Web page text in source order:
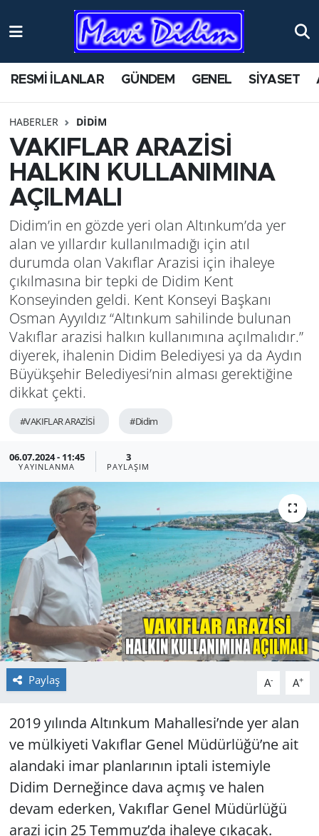
RESMİ İLANLAR GÜNDEM GENEL SİYASET
HABERLER DİDİM
VAKIFLAR ARAZİSİ
HALKIN KULLANIMINA
AÇILMALI
Didim’in en gözde yeri olan Altınkum’da yer
alan ve yıllardır kullanılmadığı için atıl
durumda olan Vakıflar Arazisi için ihaleye
çıkılmasına bir tepki de Didim Kent
Konseyinden geldi. Kent Konseyi Başkanı
Osman Ayyıldız “Altınkum sahilinde bulunan
Vakıflar arazisi halkın kullanımına açılmalıdır.”
diyerek, ihalenin Didim Belediyesi ya da Aydın
Büyükşehir Belediyesi’nin alması gerektiğine
dikkat çekti.
#VAKIFLAR ARAZİSİ #Didim
06.07.2024 - 11:45
YAYINLANMA
3
PAYLAŞIM
Paylaş A- A+
2019 yılında Altınkum Mahallesi’nde yer alan
ve mülkiyeti Vakıflar Genel Müdürlüğü’ne ait
alandaki imar planlarının iptali istemiyle
Didim Derneğince dava açmış ve halen
devam ederken, Vakıflar Genel Müdürlüğü
arazi için 25 Temmuz’da ihaleye çıkacak.
ANTİK YERLER
AYDIN
BİLİM VE TEKNOLOJİ
ÇEVRE
EĞİTİM
EKONOMİ
GENEL
GÜNDEM
HABERDE İNSAN
KÜLTÜR SANAT
MAGAZİN
POLİTİKA
RESMİ İLANLAR
SAĞLIK
SİYASET
SPOR
Yerel
Nöbetçi Eczaneler
Namaz Vakitleri
Trafik Durumu
Süper Lig Puan Durumu ve Fikstür
Tüm Manşetler
Son Dakika Haberleri
Haber Arşivi